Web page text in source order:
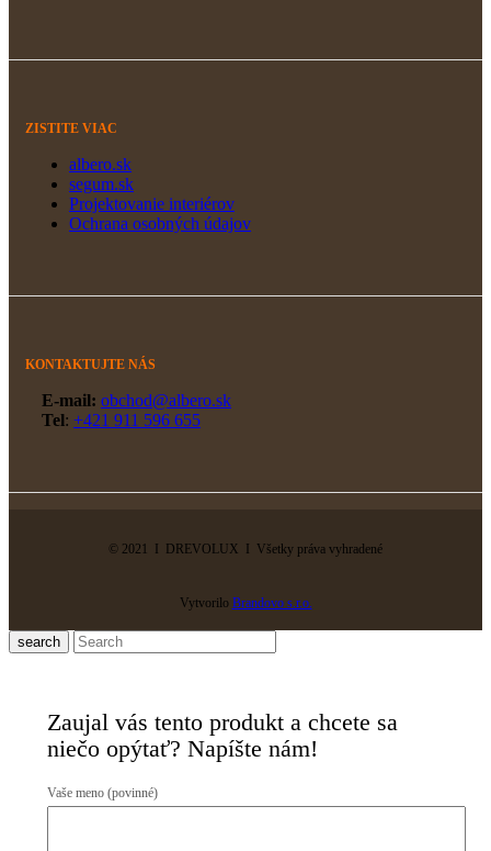
ZISTITE VIAC
albero.sk
segum.sk
Projektovanie interiérov
Ochrana osobných údajov
KONTAKTUJTE NÁS
E-mail: obchod@albero.sk
Tel: +421 911 596 655
© 2021 I DREVOLUX I Všetky práva vyhradené
Vytvorilo Brandovo s.r.o.
search
Zaujal vás tento produkt a chcete sa
niečo opýtať? Napíšte nám!
Vaše meno (povinné)